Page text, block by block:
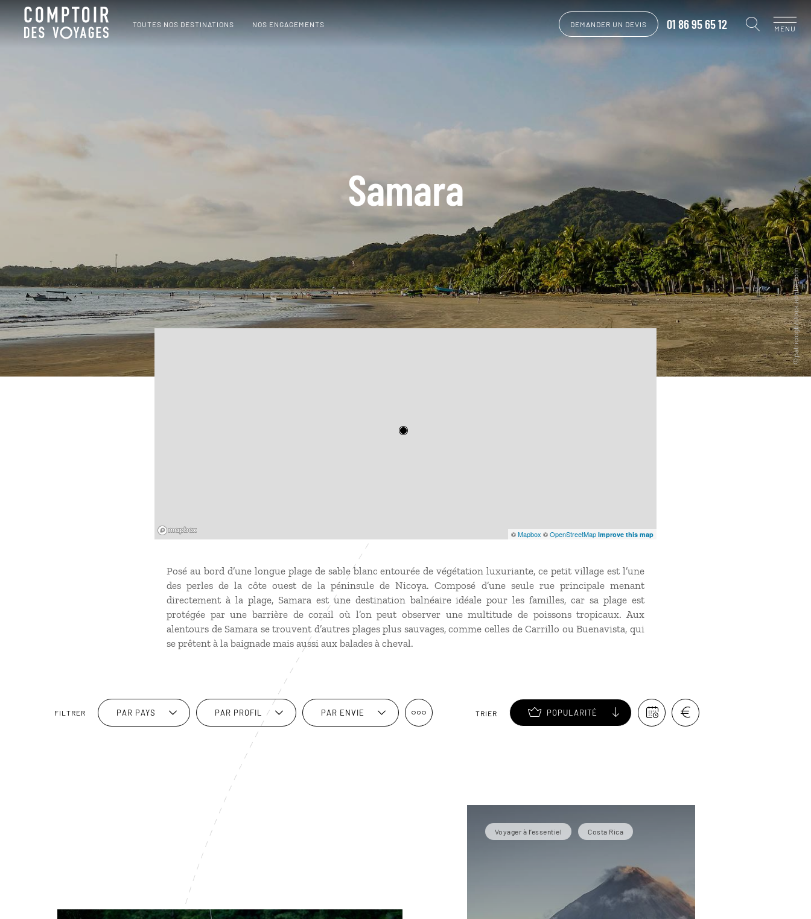
TOUTES NOS DESTINATIONS NOS ENGAGEMENTS DEMANDER UN DEVIS 01 86 95 65 12 MENU
Samara
©Mapbox ©OpenStreetMap Improve this map
Posé au bord d’une longue plage de sable blanc entourée de végétation luxuriante, ce petit village est l’une
des perles de la côte ouest de la péninsule de Nicoya. Composé d’une seule rue principale menant
directement à la plage, Samara est une destination balnéaire idéale pour les familles, car sa plage est
protégée par une barrière de corail où l’on peut observer une multitude de poissons tropicaux. Aux
alentours de Samara se trouvent d’autres plages plus sauvages, comme celles de Carrillo ou Buenavista, qui
se prêtent à la baignade mais aussi aux balades à cheval.
FILTRER PAR PAYS PAR PROFIL PAR ENVIE TRIER POPULARITÉ
Voyager à l’essentiel Costa Rica